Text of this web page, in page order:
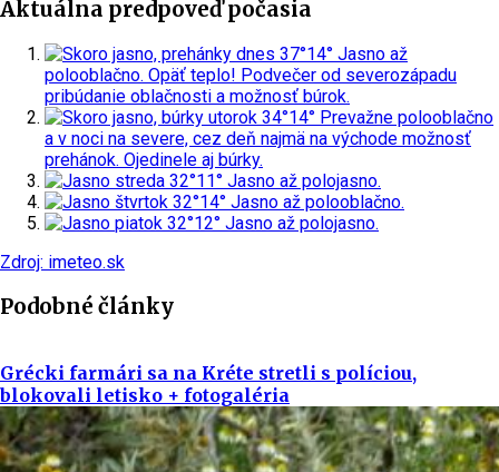
Aktuálna predpoveď počasia
dnes 37°14° Jasno až
polooblačno. Opäť teplo! Podvečer od severozápadu
pribúdanie oblačnosti a možnosť búrok.
utorok 34°14° Prevažne polooblačno
a v noci na severe, cez deň najmä na východe možnosť
prehánok. Ojedinele aj búrky.
streda 32°11° Jasno až polojasno.
štvrtok 32°14° Jasno až polooblačno.
piatok 32°12° Jasno až polojasno.
Zdroj: imeteo.sk
Podobné články
Grécki farmári sa na Kréte stretli s políciou,
blokovali letisko + fotogaléria